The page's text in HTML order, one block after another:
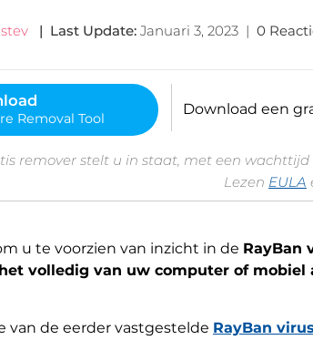
| Last Update: Januari 3, 2023 | 0
Tool
Download een
remover stelt u in staat, met een
Lezen EULA
u te voorzien van inzicht in de RayBan
volledig van uw computer of mobiel
van de eerder vastgestelde RayBan virus